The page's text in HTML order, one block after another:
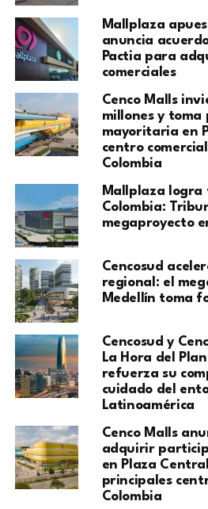
Mallplaza
anuncia
Pactia para
comerciales
Cenco Malls
millones y toma
mayoritaria en
centro
Colombia
Mallplaza logra
Colombia:
megaproyecto
Cencosud
regional: el
Medellín toma
Cencosud y
La Hora del
refuerza su
cuidado del
Latinoamérica
Cenco Malls
adquirir
en Plaza
principales
Colombia